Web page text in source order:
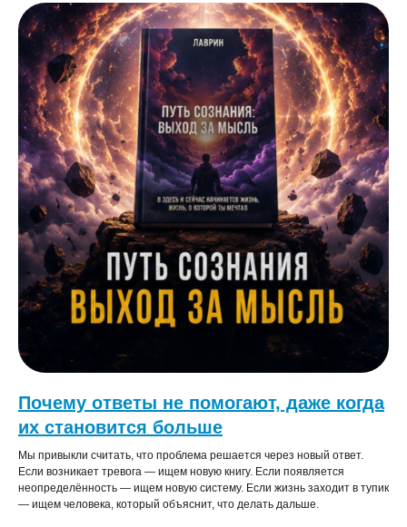
Почему ответы не помогают, даже когда
их становится больше
Мы привыкли считать, что проблема решается через новый ответ.
Если возникает тревога — ищем новую книгу. Если появляется
неопределённость — ищем новую систему. Если жизнь заходит в тупик
— ищем человека, который объяснит, что делать дальше.